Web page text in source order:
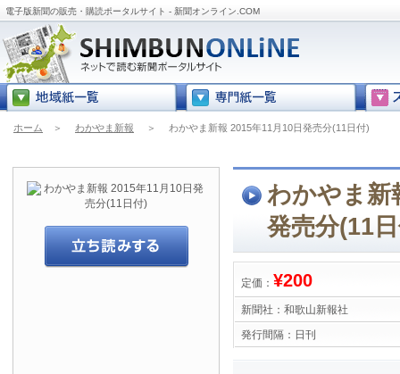
電子版新聞の販売・購読ポータルサイト - 新聞オンライン.COM
ホーム ＞ わかやま新報 ＞ わかやま新報 2015年11月10日発売分(11日付)
わかやま新
発売分(11
定価： ¥200
新聞社： 和歌山新報社
発行間隔： 日刊